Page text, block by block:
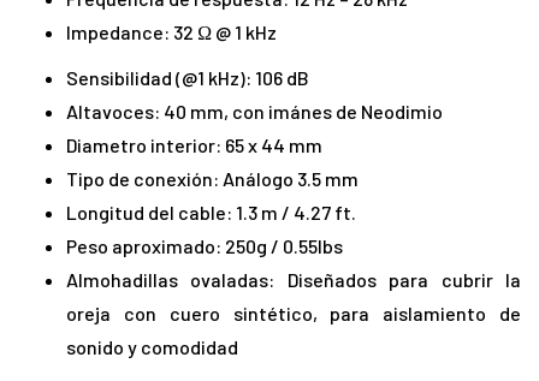
Impedance: 32 Ω @ 1 kHz
Sensibilidad (@1 kHz): 106 dB
Altavoces: 40 mm, con imánes de Neodimio
Diametro interior: 65 x 44 mm
Tipo de conexión: Análogo 3.5 mm
Longitud del cable: 1.3 m / 4.27 ft.
Peso aproximado: 250g / 0.55lbs
Almohadillas ovaladas: Diseñados para cubrir la
oreja con cuero sintético, para aislamiento de
sonido y comodidad